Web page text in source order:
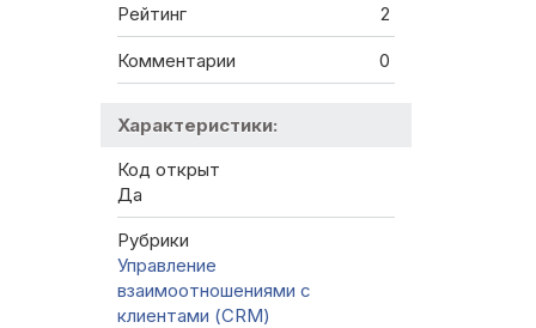
Рейтинг 2
Комментарии 0
Характеристики:
Код открыт
Да
Рубрики
Управление
взаимоотношениями с
клиентами (CRM)